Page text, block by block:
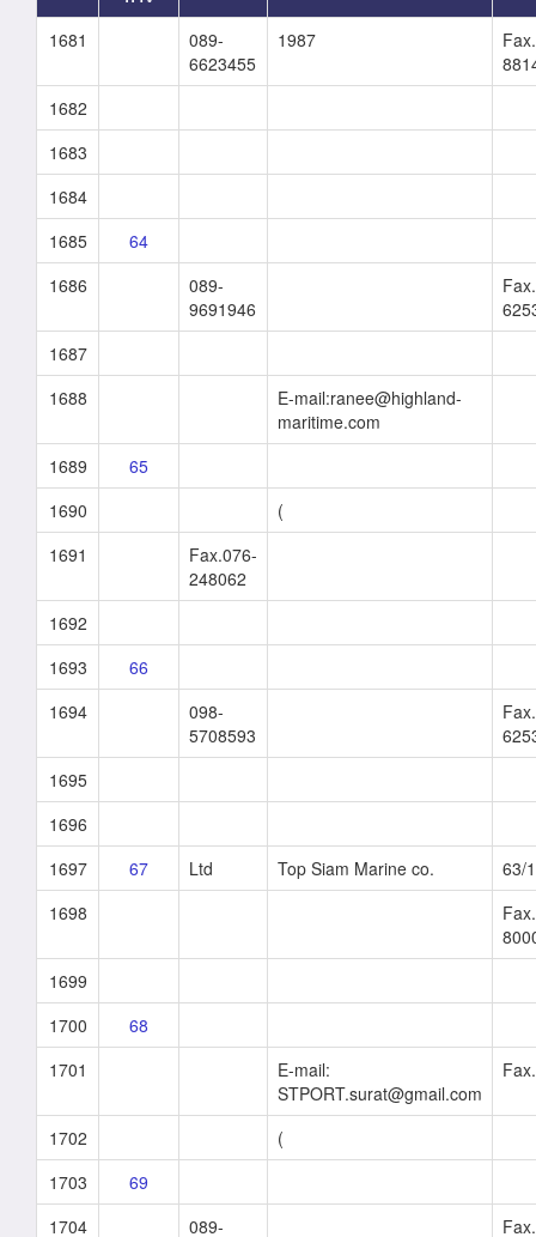
1681
089-
6623455
1987
1682
1683
1684
1685
64
1686
089-
9691946
1687
1688
E-mail:ranee@highland-
maritime.com
1689
65
1690
(
1691
Fax.076-
248062
1692
1693
66
1694
098-
5708593
1695
1696
1697
67 Ltd Top Siam Marine co.
63/
1698
1699
1700
68
1701
E-mail:
STPORT.surat@gmail.com
1702
(
1703
69
1704
089-